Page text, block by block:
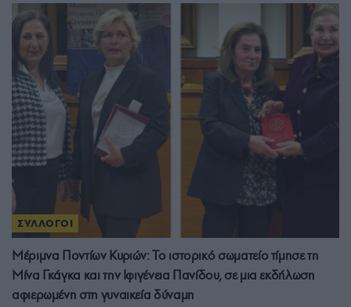
ΣΥΛΛΟΓΟΙ
Μέριμνα Ποντίων Κυριών: Το ιστορικό σωματείο τίμησε τη
Μίνα Γκάγκα και την Ιφιγένεια Πανίδου, σε μια εκδήλωση
αφιερωμένη στη γυναικεία δύναμη